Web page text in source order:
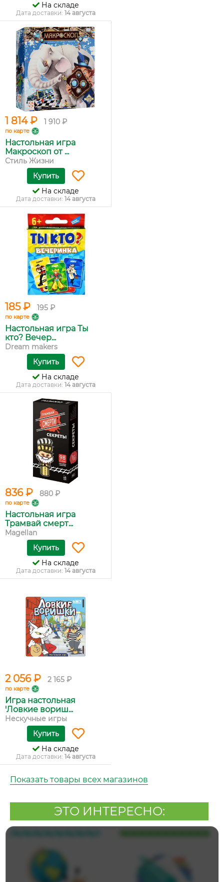
На складе
Дата доставки: 14 августа
1 814 ₽ 1 910 ₽
по карте
Настольная игра
Макроскоп от ...
Стиль Жизни
Купить
На складе
Дата доставки: 14 августа
185 ₽ 195 ₽
по карте
Настольная игра Ты
кто? Вечер...
Dream makers
Купить
На складе
Дата доставки: 14 августа
836 ₽ 880 ₽
по карте
Настольная игра
Трамвай смерт...
Magellan
Купить
На складе
Дата доставки: 14 августа
2 056 ₽ 2 165 ₽
по карте
Игра настольная
'Ловкие вориш...
Нескучные игры
Купить
На складе
Дата доставки: 14 августа
Показать товары всех магазинов
ЭТО ИНТЕРЕСНО: